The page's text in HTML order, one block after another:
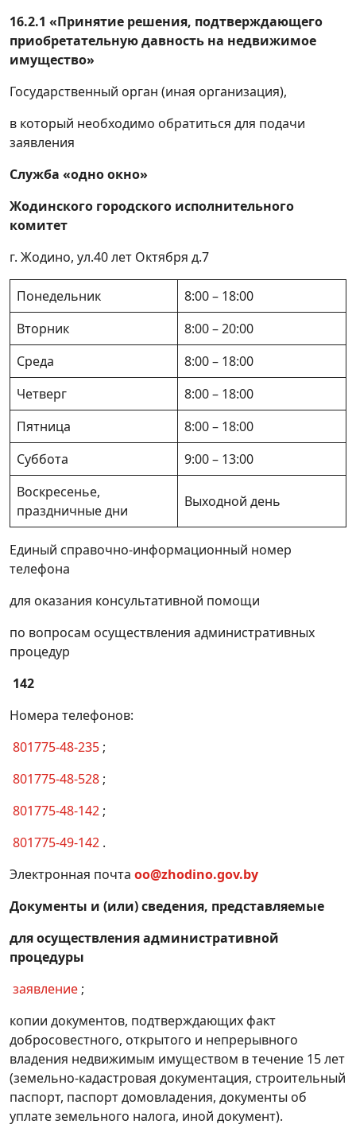
16.2.1 «Принятие решения, подтверждающего
приобретательную давность на недвижимое
имущество»
Государственный орган (иная организация),
в который необходимо обратиться для подачи
заявления
Служба «одно окно»
Жодинского городского исполнительного
комитет
г. Жодино, ул.40 лет Октября д.7
Понедельник
8:00 – 18:00
Вторник
8:00 – 20:00
Среда
8:00 – 18:00
Четверг
8:00 – 18:00
Пятница
8:00 – 18:00
Суббота
9:00 – 13:00
Воскресенье,
праздничные дни
Выходной день
Единый справочно-информационный номер
телефона
для оказания консультативной помощи
по вопросам осуществления административных
процедур
142
Номера телефонов:
801775-48-235 ;
801775-48-528 ;
801775-48-142 ;
801775-49-142 .
Электронная почта oo@zhodino.gov.by
Документы и (или) сведения, представляемые
для осуществления административной
процедуры
заявление ;
копии документов, подтверждающих факт
добросовестного, открытого и непрерывного
владения недвижимым имуществом в течение 15 лет
(земельно-кадастровая документация, строительный
паспорт, паспорт домовладения, документы об
уплате земельного налога, иной документ).
рекламы, рекламы на транспортном средстве
Переоформление разрешения на
размещение средства наружной рекламы
средства наружной рекламы
Исключение сведений из Реестра бытовых
услуг Республики Беларусь
Внесение изменения в сведения,
включенные в Реестр бытовых услуг
Включение сведений о субъектах,
оказывающих бытовые услуги, объектах
бытового обслуживания в Реестр бытовых
услуг Республики Беларусь
Согласование режима работы после 23.00 и
до 7.00 объекта бытового обслуживания
Образование и молодежная политика
Согласование ввода в эксплуатацию вновь
создаваемой или реконструируемой
оптоволоконной линии связи (за
исключением расположенной внутри
капитального строения (здания, сооружения)
Включение в государственный реестр
уполномоченными лицами по управлению
Исключение сведений из Торгового реестра
Получение справки о расчетах по
полученным из местного бюджета
бюджетным займам, ссудам, исполненным
распорядительных органов
Получение разрешения на эксплуатацию
оборудованного помещения (места),
оснащенного кинооборудованием, и такого
оборудования
проведения проектно-изыскательских работ
и строительства вновь создаваемых и (или)
реконструируемых оптоволоконных линий
связи (за исключением расположенных
внутри капитальных строений (зданий,
сооружений) и абонентских
Получение согласования проекта